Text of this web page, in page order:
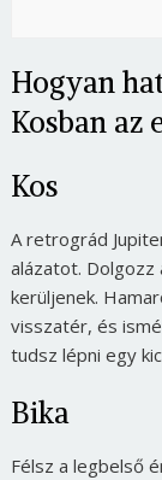
Hogyan
Kosban az
Kos
A retrográd
alázatot.
kerüljenek.
visszatér, és
tudsz lépni egy
Bika
Félsz a legbelső